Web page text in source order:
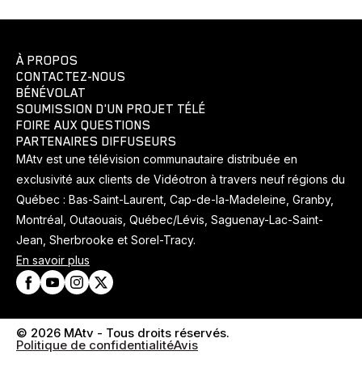
À PROPOS
CONTACTEZ-NOUS
BÉNÉVOLAT
SOUMISSION D'UN PROJET TÉLÉ
FOIRE AUX QUESTIONS
PARTENAIRES DIFFUSEURS
MAtv est une télévision communautaire distribuée en
exclusivité aux clients de Vidéotron à travers neuf régions du
Québec : Bas-Saint-Laurent, Cap-de-la-Madeleine, Granby,
Montréal, Outaouais, Québec/Lévis, Saguenay-Lac-Saint-
Jean, Sherbrooke et Sorel-Tracy.
En savoir plus
© 2026 MAtv - Tous droits réservés.
Politique de confidentialitéAvis